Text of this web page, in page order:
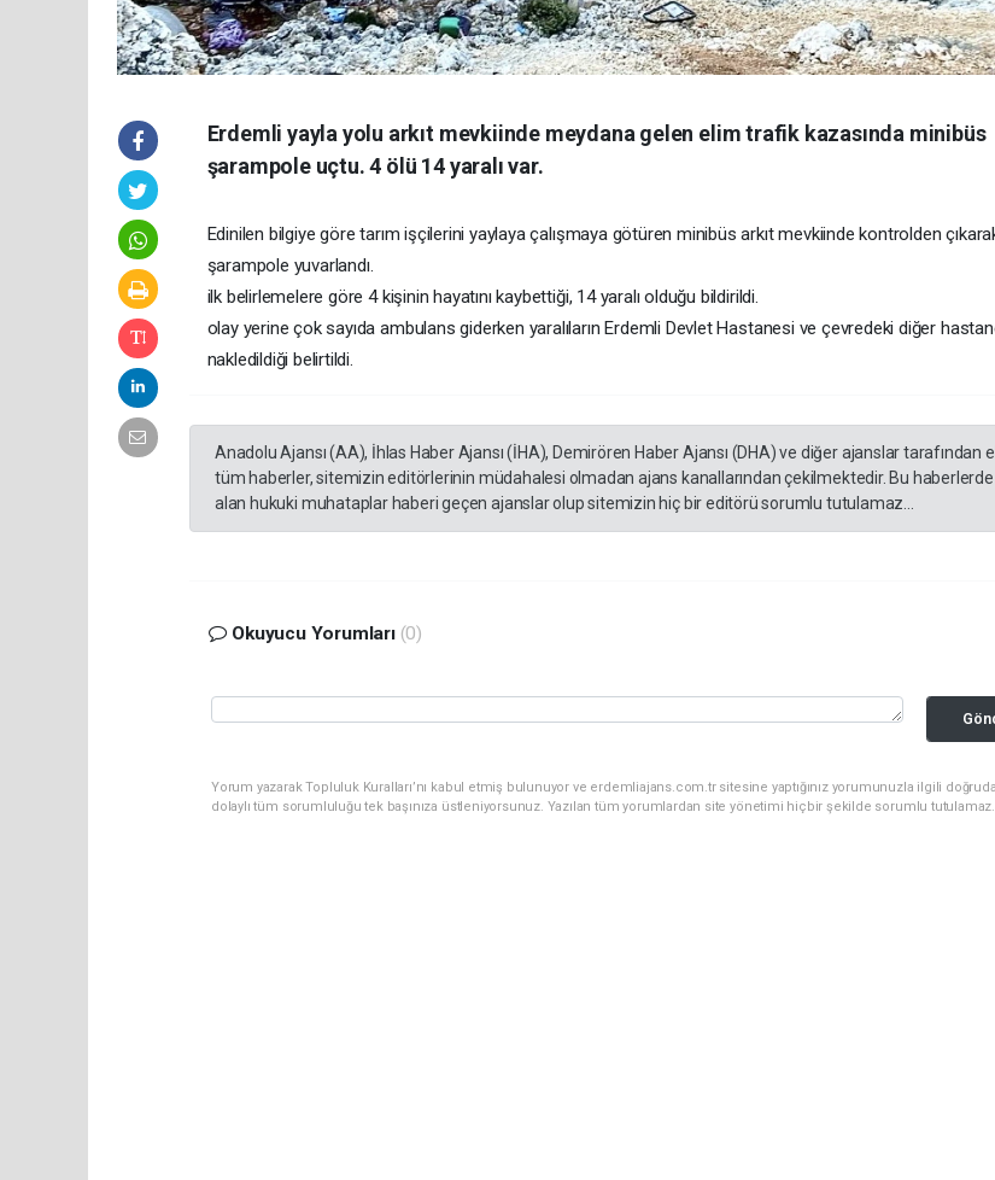
Erdemli yayla yolu arkıt mevkiinde meydana gelen elim trafik kazasında minibüs
şarampole uçtu. 4 ölü 14 yaralı var.
Edinilen bilgiye göre tarım işçilerini yaylaya çalışmaya götüren minibüs arkıt mevkiinde kontrolden
şarampole yuvarlandı.
ilk belirlemelere göre 4 kişinin hayatını kaybettiği, 14 yaralı olduğu bildirildi.
olay yerine çok sayıda ambulans giderken yaralıların Erdemli Devlet Hastanesi ve çevredeki diğer
nakledildiği belirtildi.
Anadolu Ajansı (AA), İhlas Haber Ajansı (İHA), Demirören Haber Ajansı (DHA) ve diğer ajanslar tarafından
tüm haberler, sitemizin editörlerinin müdahalesi olmadan ajans kanallarından çekilmektedir. Bu
alan hukuki muhataplar haberi geçen ajanslar olup sitemizin hiç bir editörü sorumlu tutulamaz...
Okuyucu Yorumları (0)
Yorum yazarak Topluluk Kuralları’nı kabul etmiş bulunuyor ve erdemliajans.com.tr sitesine yaptığınız yorumunuzla ilgili
dolaylı tüm sorumluluğu tek başınıza üstleniyorsunuz. Yazılan tüm yorumlardan site yönetimi hiçbir şekilde sorumlu tutulamaz.